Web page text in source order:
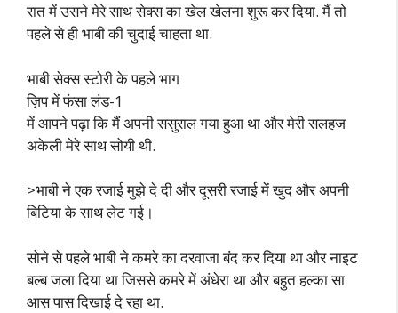
रात में उसने मेरे साथ सेक्स का खेल खेलना शुरू कर दिया. मैं तो
पहले से ही भाबी की चुदाई चाहता था.
भाबी सेक्स स्टोरी के पहले भाग
ज़िप में फंसा लंड-1
में आपने पढ़ा कि मैं अपनी ससुराल गया हुआ था और मेरी सलहज
अकेली मेरे साथ सोयी थी.
>भाबी ने एक रजाई मुझे दे दी और दूसरी रजाई में खुद और अपनी
बिटिया के साथ लेट गई।
सोने से पहले भाबी ने कमरे का दरवाजा बंद कर दिया था और नाइट
बल्ब जला दिया था जिससे कमरे में अंधेरा था और बहुत हल्का सा
आस पास दिखाई दे रहा था.